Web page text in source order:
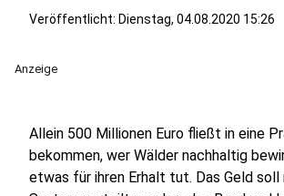
Veröffentlicht: Dienstag, 04.08.2020 15:26
Anzeige
Allein 500 Millionen Euro fließt in eine
bekommen, wer Wälder nachhaltig
etwas für ihren Erhalt tut. Das Geld soll